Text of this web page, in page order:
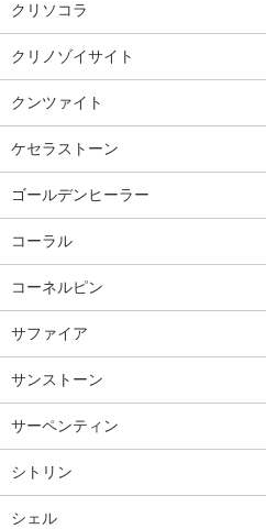
クリソコラ
クリノゾイサイト
クンツァイト
ケセラストーン
ゴールデンヒーラー
コーラル
コーネルピン
サファイア
サンストーン
サーペンティン
シトリン
シェル